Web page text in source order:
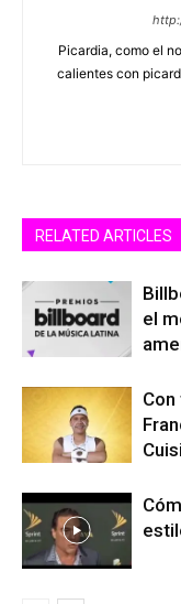
Picardia, como el
calientes con
RELATED ARTICLES
el